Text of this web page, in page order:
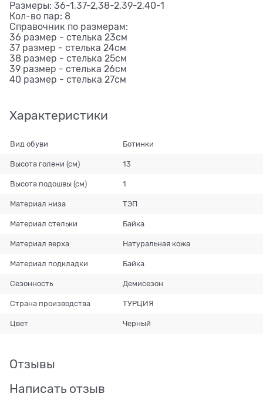
Размеры: 36-1,37-2,38-2,39-2,40-1
Кол-во пар: 8
Справочник по размерам:
36 размер - стелька 23см
37 размер - стелька 24см
38 размер - стелька 25см
39 размер - стелька 26см
40 размер - стелька 27см
Характеристики
Вид обуви Ботинки
Высота голени (см) 13
Высота подошвы (см) 1
Материал низа ТЭП
Материал стельки Байка
Материал верха Натуральная кожа
Материал подкладки Байка
Сезонность Демисезон
Страна производства ТУРЦИЯ
Цвет Черный
Отзывы
Написать отзыв